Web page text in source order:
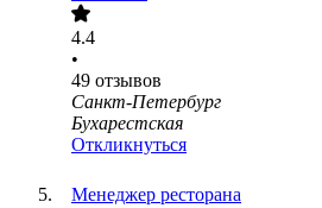
4.4
•
49 отзывов
Санкт-Петербург
Бухарестская
Откликнуться
Менеджер ресторана